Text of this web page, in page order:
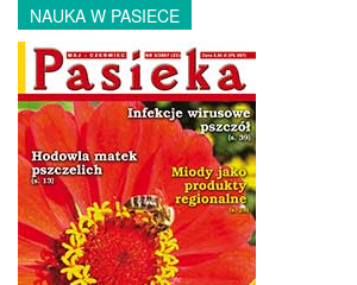
NAUKA W PASIECE